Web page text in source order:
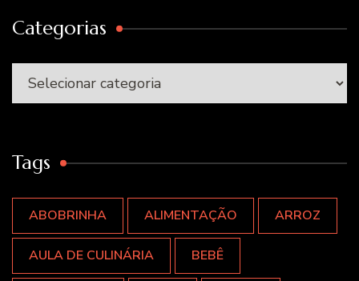
Categorias
Categorias
Tags
ABOBRINHA ALIMENTAÇÃO ARROZ
AULA DE CULINÁRIA BEBÊ